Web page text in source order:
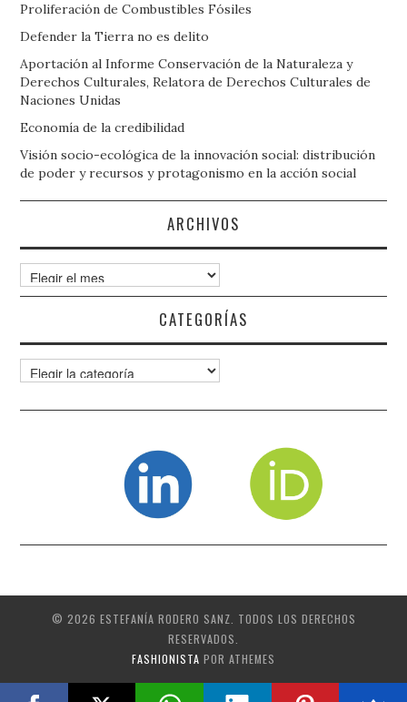
Proliferación de Combustibles Fósiles
Defender la Tierra no es delito
Aportación al Informe Conservación de la Naturaleza y
Derechos Culturales, Relatora de Derechos Culturales de
Naciones Unidas
Economía de la credibilidad
Visión socio-ecológica de la innovación social: distribución
de poder y recursos y protagonismo en la acción social
ARCHIVOS
Archivos
CATEGORÍAS
Categorías
© 2026 ESTEFANÍA RODERO SANZ. TODOS LOS DERECHOS
RESERVADOS.
FASHIONISTA POR ATHEMES